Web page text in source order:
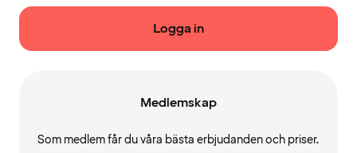
Logga in
Medlemskap
Som medlem får du våra bästa erbjudanden och priser.